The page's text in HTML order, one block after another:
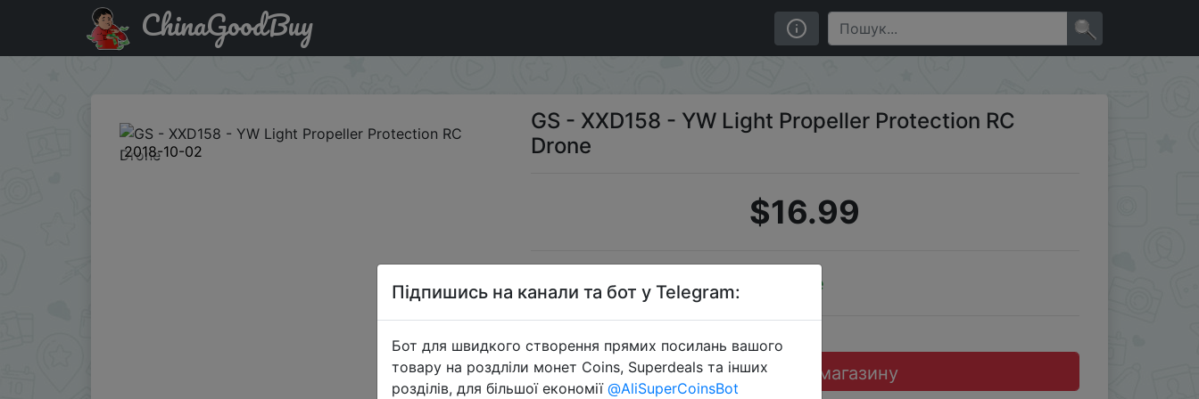
Придбати по знижці GS - XXD158 - YW Light Propeller Protection RC Drone
ChinaGoodBuy
2018-10-02
GS - XXD158 - YW Light Propeller Protection RC
Drone
$16.99
Sale
Перейти до магазину
Підпишись на канали та бот у Telegram:
Бот для швидкого створення прямих посилань вашого
товару на роздліли монет Coins, Superdeals та інших
розділів, для більшої економії @AliSuperCoinsBot